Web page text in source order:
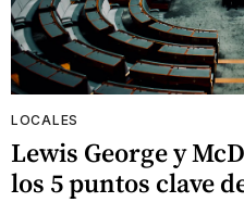
LOCALES
Lewis George y
los 5 puntos clave